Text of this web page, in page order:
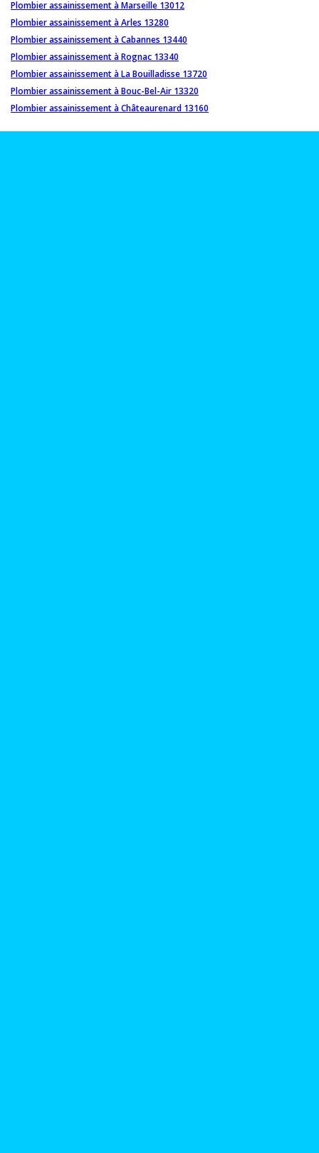
Plombier assainissement à Marseille 13012
Plombier assainissement à Arles 13280
Plombier assainissement à Cabannes 13440
Plombier assainissement à Rognac 13340
Plombier assainissement à La Bouilladisse 13720
Plombier assainissement à Bouc-Bel-Air 13320
Plombier assainissement à Châteaurenard 13160